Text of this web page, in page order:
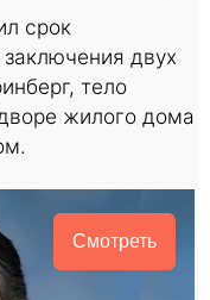
срок
двух
тело
жилого дома
Смотреть